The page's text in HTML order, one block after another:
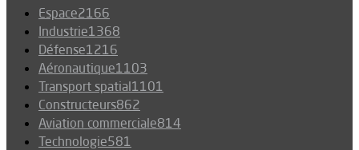
Espace2166
Industrie1368
Défense1216
Aéronautique1103
Transport spatial1101
Constructeurs862
Aviation commerciale814
Technologie581